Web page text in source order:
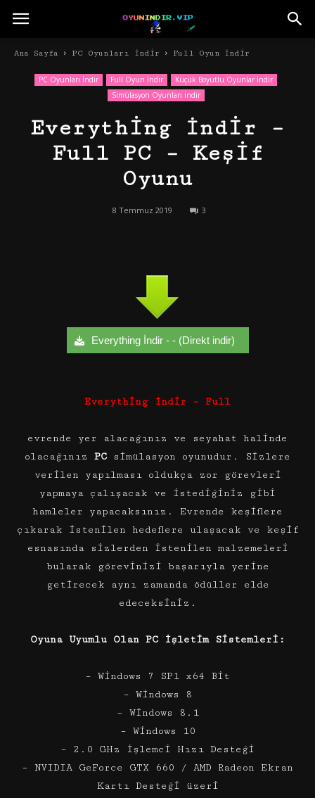
Ana Sayfa PC Oyunları İndir Full Oyun İndir
PC Oyunları İndir Full Oyun İndir
Küçük Boyutlu Oyunlar İndir
Simülasyon Oyunları İndir
Everything İndir –
Full PC – Keşif
Oyunu
8 Temmuz 2019 3
Everything İndir - - (Direkt indir)
Everything İndir – Full
evrende yer alacağınız ve seyahat halinde
olacağınız PCsimülasyon oyunudur. Sizlere
verilen yapılması oldukça zor görevleri
yapmaya çalışacak ve istediğiniz gibi
hamleler yapacaksınız. Evrende keşiflere
çıkarak istenilen hedeflere ulaşacak ve keşif
esnasında sizlerden istenilen malzemeleri
bularak görevinizi başarıyla yerine
getirecek aynı zamanda ödüller elde
edeceksiniz.
Oyuna Uyumlu Olan PC İşletim Sistemleri:
– Windows 7 SP1 x64 Bit
– Windows 8
– Windows 8.1
– Windows 10
– 2.0 GHz İşlemci Hızı Desteği
– NVIDIA GeForce GTX 660 / AMD Radeon Ekran
Kartı Desteği üzeri